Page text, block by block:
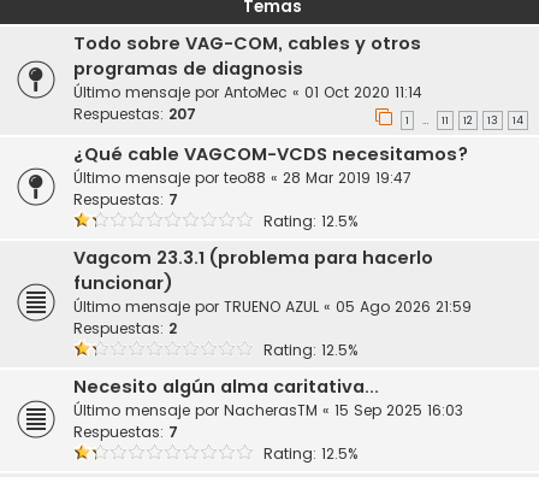
Temas
Todo sobre VAG-COM, cables y otros
programas de diagnosis
Último mensaje por AntoMec « 01 Oct 2020 11:14
Respuestas: 207 1 … 11 12 13 14
¿Qué cable VAGCOM-VCDS necesitamos?
Último mensaje por teo88 « 28 Mar 2019 19:47
Respuestas: 7
Rating: 12.5%
Vagcom 23.3.1 (problema para hacerlo
funcionar)
Último mensaje por TRUENO AZUL « 05 Ago 2026 21:59
Respuestas: 2
Rating: 12.5%
Necesito algún alma caritativa...
Último mensaje por NacherasTM « 15 Sep 2025 16:03
Respuestas: 7
Rating: 12.5%